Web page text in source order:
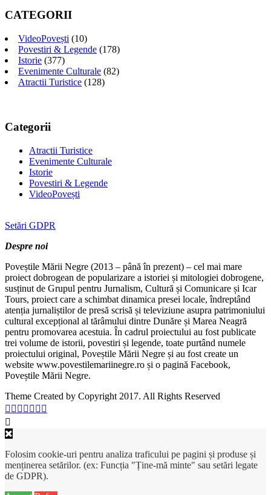
CATEGORII
VideoPovești (10)
Povestiri & Legende (178)
Istorie (377)
Evenimente Culturale (82)
Atractii Turistice (128)
Categorii
Atractii Turistice
Evenimente Culturale
Istorie
Povestiri & Legende
VideoPovești
Setări GDPR
Despre noi
Poveștile Mării Negre (2013 – până în prezent) – cel mai mare
proiect dobrogean de popularizare a istoriei și mitologiei dobrogene,
susținut de Grupul pentru Jurnalism, Cultură și Comunicare și Icar
Tours, proiect care a schimbat dinamica presei locale, îndreptând
atenția jurnaliștilor de presă scrisă și televiziune asupra patrimoniului
cultural excepțional al tărâmului dintre Dunăre și Marea Neagră
pentru promovarea acestuia. În cadrul proiectului au fost publicate
trei volume de istorii, povestiri și legende, toate purtând numele
proiectului original, Poveștile Mării Negre și au fost create un
website www.povestilemariinegre.ro și o pagină Facebook,
Poveștile Mării Negre.
Theme Created by Copyright 2017. All Rights Reserved
Folosim cookie-uri pentru analiza traficului pe pagini și produse și
menținerea setărilor. (ex: Funcția "Ține-mă minte" sau setări legate
de GDPR).